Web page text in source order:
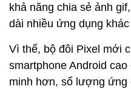
khả năng chia sẻ ảnh
dài nhiều ứng dụng
Vì thế, bộ đôi Pixel mới
smartphone Android
minh hơn, số lượng ứng